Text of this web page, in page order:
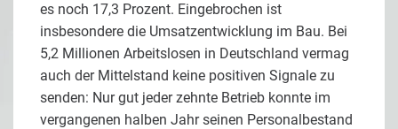
es noch 17,3 Prozent. Eingebrochen ist
insbesondere die Umsatzentwicklung im Bau. Bei
5,2 Millionen Arbeitslosen in Deutschland vermag
auch der Mittelstand keine positiven Signale zu
senden: Nur gut jeder zehnte Betrieb konnte im
vergangenen halben Jahr seinen Personalbestand